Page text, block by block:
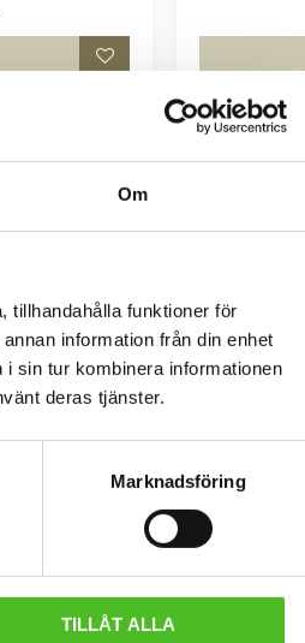
Om
tillhandahålla funktioner för
information från din enhet
sin tur kombinera informationen
deras tjänster.
Marknadsföring
TILLÅT ALLA
Lägg till i favoriter
English Toy
Toy Terrier.
färger.
F
L
E
E
C
E
F
O
D
Keps
Melerad
passform och